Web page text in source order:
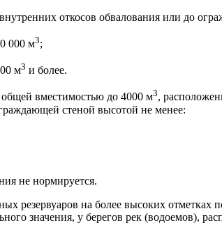
откосов обвалования или до
000 м3;
м3 и более.
вместимостью до 4000 м3,
стеной высотой не менее:
не нормируется.
резервуаров на более высоких
значения, у берегов рек (водоемов),